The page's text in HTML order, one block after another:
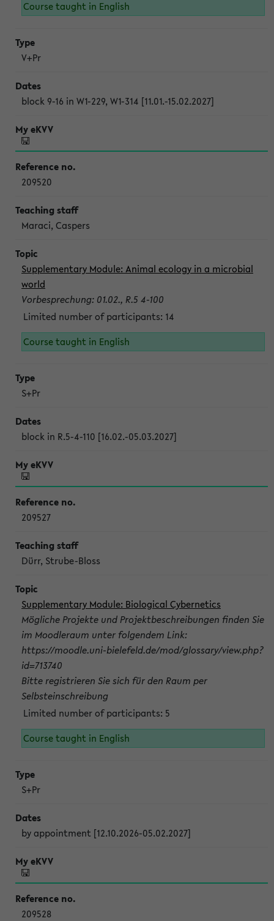
Course taught in English
V+Pr
block 9-16 in W1-229, W1-314 [11.01.-15.02.2027]
209520
Maraci, Caspers
Supplementary Module: Animal ecology in a microbial
world
Vorbesprechung: 01.02., R.5 4-100
Limited number of participants: 14
Course taught in English
S+Pr
block in R.5-4-110 [16.02.-05.03.2027]
209527
Dürr, Strube-Bloss
Supplementary Module: Biological Cybernetics
Mögliche Projekte und Projektbeschreibungen finden Sie
im Moodleraum unter folgendem Link:
https://moodle.uni-bielefeld.de/mod/glossary/view.php?
id=713740
Bitte registrieren Sie sich für den Raum per
Selbsteinschreibung
Limited number of participants: 5
Course taught in English
S+Pr
by appointment [12.10.2026-05.02.2027]
209528